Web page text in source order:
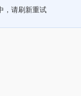
，请刷新重试